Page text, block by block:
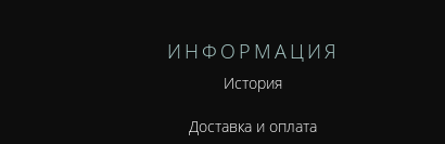
ИНФОРМАЦИЯ
История
Доставка и оплата